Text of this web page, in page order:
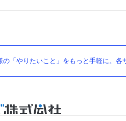
の「やりたいこと」をもっと手軽に。各